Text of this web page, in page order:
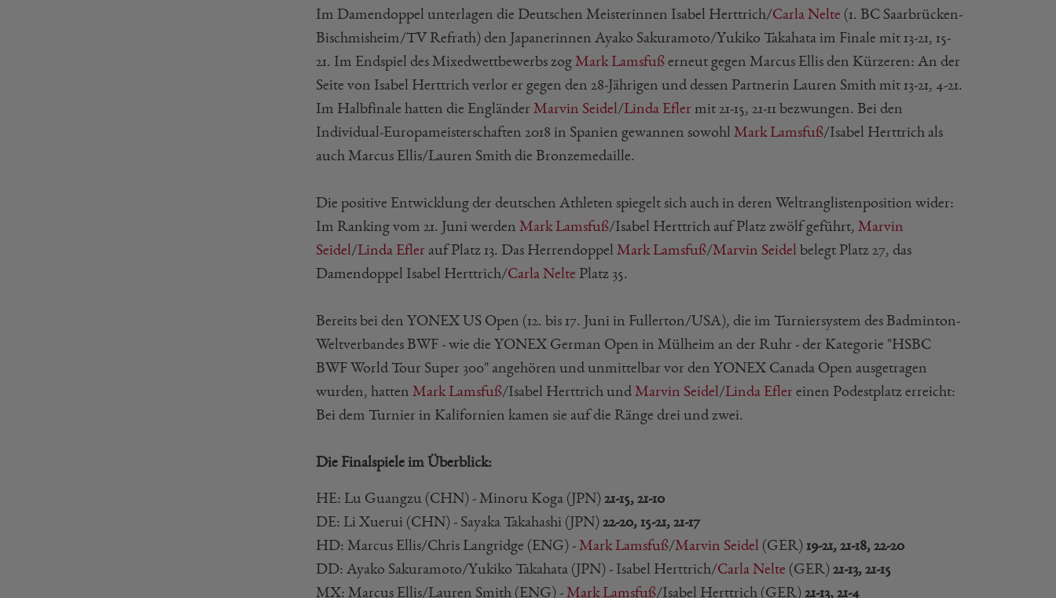
Im Damendoppel unterlagen die Deutschen Meisterinnen Isabel Herttrich/Carla Nelte (1. BC Saarbrücken-
Bischmisheim/TV Refrath) den Japanerinnen Ayako Sakuramoto/Yukiko Takahata im Finale mit 13-21, 15-
21. Im Endspiel des Mixedwettbewerbs zog Mark Lamsfuß erneut gegen Marcus Ellis den Kürzeren: An der
Seite von Isabel Herttrich verlor er gegen den 28-Jährigen und dessen Partnerin Lauren Smith mit 13-21, 4-21.
Im Halbfinale hatten die Engländer Marvin Seidel /Linda Efler mit 21-15, 21-11 bezwungen. Bei den
Individual-Europameisterschaften 2018 in Spanien gewannen sowohl Mark Lamsfuß/Isabel Herttrich als
auch Marcus Ellis/Lauren Smith die Bronzemedaille.
Die positive Entwicklung der deutschen Athleten spiegelt sich auch in deren Weltranglistenposition wider:
Im Ranking vom 21. Juni werden Mark Lamsfuß/Isabel Herttrich auf Platz zwölf geführt, Marvin
Seidel /Linda Efler auf Platz 13. Das Herrendoppel Mark Lamsfuß/Marvin Seidel belegt Platz 27, das
Damendoppel Isabel Herttrich/Carla Nelte Platz 35.
Bereits bei den YONEX US Open (12. bis 17. Juni in Fullerton/USA), die im Turniersystem des Badminton-
Weltverbandes BWF - wie die YONEX German Open in Mülheim an der Ruhr - der Kategorie "HSBC
BWF World Tour Super 300" angehören und unmittelbar vor den YONEX Canada Open ausgetragen
wurden, hatten Mark Lamsfuß/Isabel Herttrich und Marvin Seidel /Linda Efler einen Podestplatz erreicht:
Bei dem Turnier in Kalifornien kamen sie auf die Ränge drei und zwei.
Die Finalspiele im Überblick:
HE: Lu Guangzu (CHN) - Minoru Koga (JPN) 21-15, 21-10
DE: Li Xuerui (CHN) - Sayaka Takahashi (JPN) 22-20, 15-21, 21-17
HD: Marcus Ellis/Chris Langridge (ENG) - Mark Lamsfuß/Marvin Seidel (GER) 19-21, 21-18, 22-20
DD: Ayako Sakuramoto/Yukiko Takahata (JPN) - Isabel Herttrich/Carla Nelte (GER) 21-13, 21-15
MX: Marcus Ellis/Lauren Smith (ENG) - Mark Lamsfuß/Isabel Herttrich (GER) 21-13, 21-4